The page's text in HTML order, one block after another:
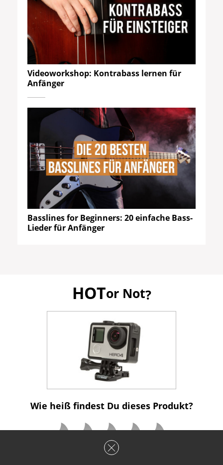
Videoworkshop: Kontrabass lernen für
Anfänger
Basslines for Beginners: 20 einfache Bass-
Lieder für Anfänger
HOTor Not?
Wie heiß findest Du dieses Produkt?